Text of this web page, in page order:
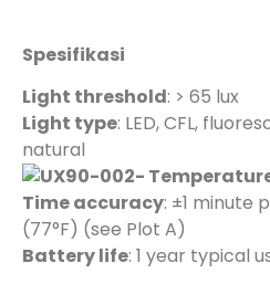
Spesifikasi
Light threshold: > 65 lux
Light type: LED, CFL,
natural
Time accuracy: ±1 minute
(77°F) (see Plot A)
Battery life: 1 year typical